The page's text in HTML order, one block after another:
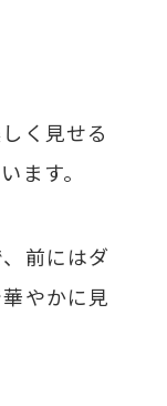
く見せる
ます。
前にはダ
やかに見